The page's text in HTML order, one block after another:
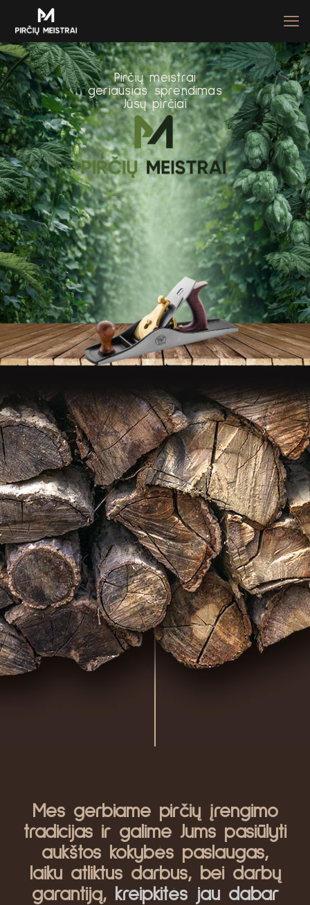
Pirčių meistrai
geriausias sprendimas
Jūsų pirčiai
Mes gerbiame pirčių įrengimo
tradicijas ir galime Jums pasiūlyti
aukštos kokybės paslaugas,
laiku atliktus darbus, bei darbų
garantiją, kreipkitės jau dabar